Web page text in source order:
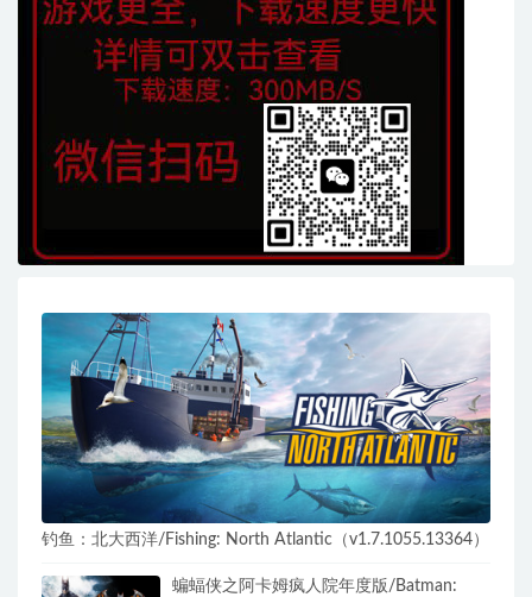
钓鱼：北大西洋/Fishing: North Atlantic（v1.7.1055.13364）
蝙蝠侠之阿卡姆疯人院年度版/Batman: